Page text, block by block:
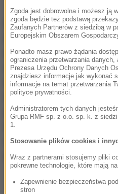
Dla świata rajdów to będzie
Duże zmiany zajdą nie
dotychczasowe klasy
cykl mistrzostw świata,
nowego promotora, którym
Oznacza to, że w
już imprez zaliczanych do
dołączone do Mistrzostw
odzyskać dawny blask i
rywalizacji wielkie nazwiska.
Zgoda jest dobrowolna i możesz ją
zgoda będzie też podstawą
Zaufanych Partnerów z siedzibą w
Europejskim Obszarem
Ponadto masz prawo żądania
ograniczenia przetwarzania danych,
Prezesa Urzędu Ochrony Danych
znajdziesz informacje jak wykonać
informacje na temat przetwarzania
polityce prywatności.
Administratorem tych danych
Grupa RMF sp. z o.o. sp. k. z
1.
Stosowanie plików cookies i
Wraz z partnerami stosujemy pliki
pokrewne technologie, które mają
Zapewnienie bezpieczeństwa
stron